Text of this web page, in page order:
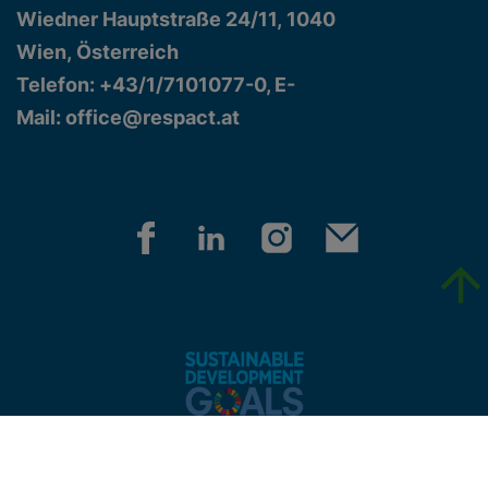
Wiedner Hauptstraße 24/11, 1040
Wien, Österreich
Telefon: +43/1/7101077-0, E-
Mail: office@respact.at